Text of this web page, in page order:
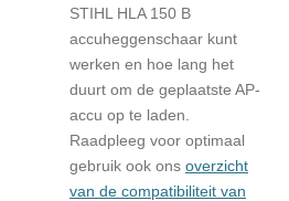
STIHL HLA 150 B
accuheggenschaar kunt
werken en hoe lang het
duurt om de geplaatste AP-
accu op te laden.
Raadpleeg voor optimaal
gebruik ook ons ​​overzicht
van de compatibiliteit van